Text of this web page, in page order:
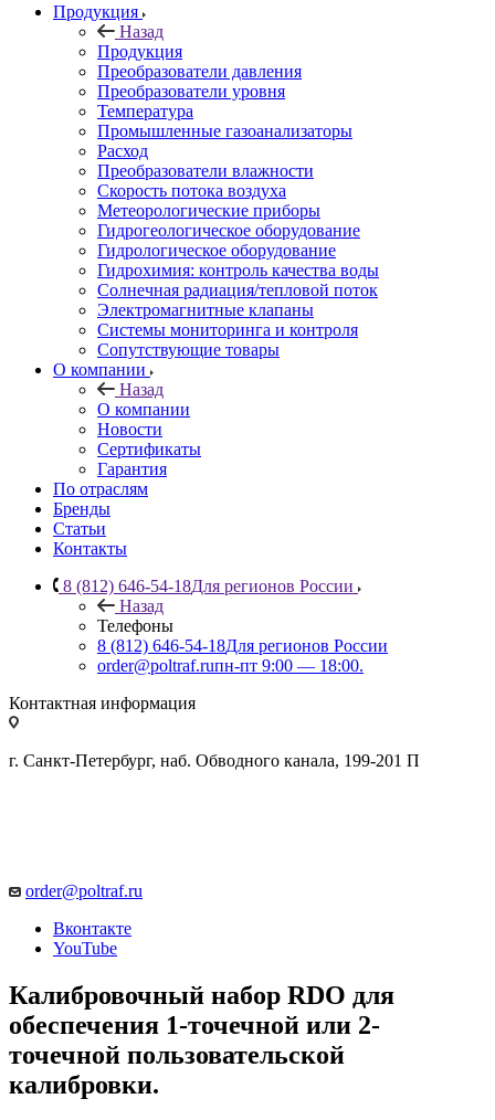
Продукция
Назад
Продукция
Преобразователи давления
Преобразователи уровня
Температура
Промышленные газоанализаторы
Расход
Преобразователи влажности
Скорость потока воздуха
Метеорологические приборы
Гидрогеологическое оборудование
Гидрологическое оборудование
Гидрохимия: контроль качества воды
Солнечная радиация/тепловой поток
Электромагнитные клапаны
Системы мониторинга и контроля
Сопутствующие товары
О компании
Назад
О компании
Новости
Сертификаты
Гарантия
По отраслям
Бренды
Статьи
Контакты
8 (812) 646-54-18Для регионов России
Назад
Телефоны
8 (812) 646-54-18Для регионов России
order@poltraf.ruпн-пт 9:00 — 18:00.
Контактная информация
г. Санкт-Петербург, наб. Обводного канала, 199-201 П
order@poltraf.ru
Вконтакте
YouTube
Калибровочный набор RDO для
обеспечения 1-точечной или 2-
точечной пользовательской
калибровки.